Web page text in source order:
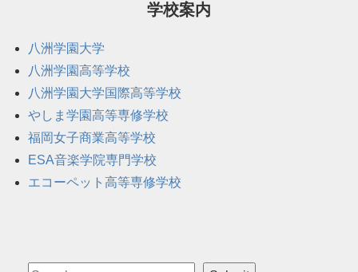
学校案内
八洲学園大学
八洲学園高等学校
八洲学園大学国際高等学校
やしま学園高等専修学校
福岡女子商業高等学校
ESA音楽学院専門学校
エコーペット高等専修学校